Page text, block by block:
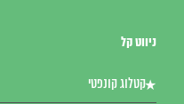
ניווט קל
קטלוג קונפטי